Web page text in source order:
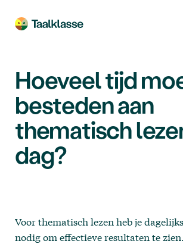
Hoeveel tijd
besteden aan
thematisch
dag?
Voor thematisch lezen heb je dagelijks
nodig om effectieve resultaten te